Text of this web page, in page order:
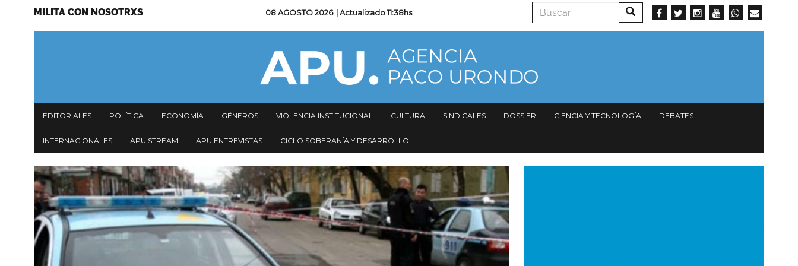
Menu
MILITA CON NOSOTRXS 08 AGOSTO 2026 | Actualizado11:38hs Buscar Buscar
Navegación
principal
EDITORIALES POLÍTICA ECONOMÍA GÉNEROS VIOLENCIA INSTITUCIONAL CULTURA SINDICALES DOSSIER CIENCIA Y TECNOLOGÍA DEBATES
INTERNACIONALES APU STREAM APU ENTREVISTAS CICLO SOBERANÍA Y DESARROLLO
Imagen